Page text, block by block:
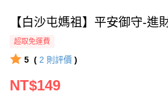
【白沙屯媽祖】平安御守-進
超取免運費
5 ( 2 則評價 )
NT$149